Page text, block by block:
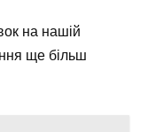
на нашій
ще більш